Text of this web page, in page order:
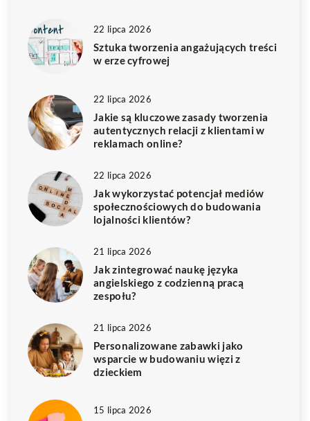
22 lipca 2026
Sztuka tworzenia angażujących treści
w erze cyfrowej
22 lipca 2026
Jakie są kluczowe zasady tworzenia
autentycznych relacji z klientami w
reklamach online?
22 lipca 2026
Jak wykorzystać potencjał mediów
społecznościowych do budowania
lojalności klientów?
21 lipca 2026
Jak zintegrować naukę języka
angielskiego z codzienną pracą
zespołu?
21 lipca 2026
Personalizowane zabawki jako
wsparcie w budowaniu więzi z
dzieckiem
15 lipca 2026